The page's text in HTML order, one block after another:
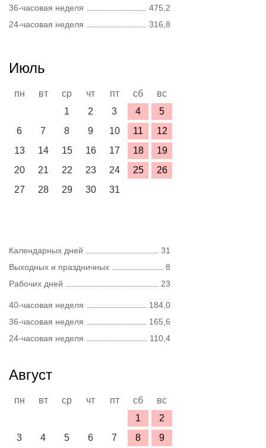
36-часовая неделя
475,2
24-часовая неделя
316,8
Июль
пн вт ср чт пт сб
вс
1
2 3 4
5
6
7 8 9 10 11
12
13
14 15 16 17 18
19
20
21 22 23 24 25
26
27
28 29 30 31
Календарных дней
31
Выходных и праздничных
8
Рабочих дней
23
40-часовая неделя
184,0
36-часовая неделя
165,6
24-часовая неделя
110,4
Август
пн вт ср чт пт сб
вс
1
2
3
4 5 6 7 8
9